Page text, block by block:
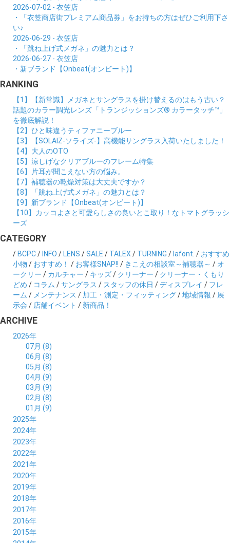
2026-07-02 - 衣笠店
・「衣笠商店街プレミアム商品券」をお持ちの方はぜひご利用下さ
い♪
2026-06-29 - 衣笠店
・「跳ね上げ式メガネ」の魅力とは？
2026-06-27 - 衣笠店
・新ブランド【Onbeat(オンビート)】
RANKING
【1】【新常識】メガネとサングラスを掛け替えるのはもう古い？
話題のカラー調光レンズ「トランジッションズ® カラータッチ™」
を徹底解説！
【2】ひと味違うティファニーブルー
【3】【SOLAIZ-ソライズ-】高機能サングラス入荷いたしました！
【4】大人のOTO
【5】涼しげなクリアブルーのフレーム特集
【6】片耳が聞こえない方の悩み。
【7】補聴器の乾燥対策は大丈夫ですか？
【8】「跳ね上げ式メガネ」の魅力とは？
【9】新ブランド【Onbeat(オンビート)】
【10】カッコよさと可愛らしさの良いとこ取り！なトマトグラッシ
ーズ
CATEGORY
/ BCPC/ INFO / LENS /SALE / TALEX / TURNING / lafont. / おすすめ
小物 / おすすめ！ / お客様SNAP!! / きこえの相談室～補聴器～ / オ
ークリー / カルチャー / キッズ/ クリーナー / クリーナー・くもり
どめ / コラム /サングラス / スタッフの休日 /ディスプレイ / フレ
ーム / メンテナンス / 加工・測定・フィッティング/地域情報 / 展
示会 / 店舗イベント / 新商品！
ARCHIVE
2026年
07月 (8)
06月 (8)
05月 (8)
04月 (9)
03月 (9)
02月 (8)
01月 (9)
2025年
12月 (10)
11月 (8)
10月 (8)
09月 (8)
08月 (9)
07月 (7)
06月 (9)
05月 (8)
04月 (8)
03月 (9)
02月 (8)
2024年
12月 (8)
11月 (9)
10月 (8)
09月 (9)
08月 (7)
07月 (8)
06月 (8)
05月 (8)
04月 (8)
03月 (8)
2023年
12月 (8)
11月 (8)
10月 (8)
09月 (8)
08月 (9)
07月 (9)
06月 (8)
05月 (9)
04月 (9)
2022年
12月 (9)
11月 (5)
10月 (4)
09月 (5)
08月 (4)
07月 (4)
06月 (5)
05月 (5)
2021年
12月 (6)
11月 (4)
10月 (3)
09月 (7)
08月 (5)
07月 (4)
06月 (6)
2020年
12月 (3)
11月 (6)
10月 (7)
09月 (7)
08月 (5)
07月 (5)
2019年
12月 (9)
11月 (5)
10月 (7)
09月 (11)
08月 (6)
2018年
12月 (6)
11月 (7)
10月 (6)
09月 (8)
2017年
12月 (6)
11月 (4)
10月 (5)
2016年
12月 (7)
2015年